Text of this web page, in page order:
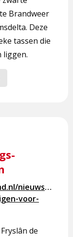
Brandweer
Deze
tassen die
liggen.
nieuws/
voor-
de